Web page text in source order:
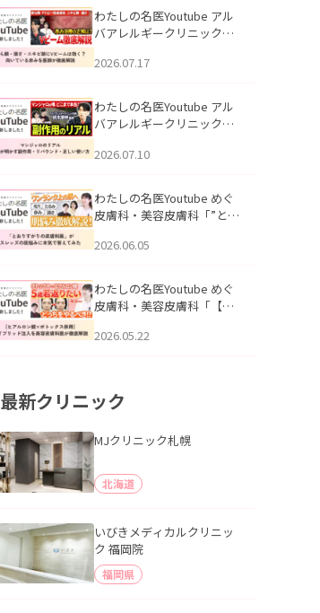
公開いたしました。
わたしの名医Youtube アル
バアレルギークリニック札
跡にVビームは効く？向いて
説」を公開いたしました。
2026.07.17
わたしの名医Youtube アル
バアレルギークリニック札
医師が明かす副作用・リバ
公開いたしました。
2026.07.10
わたしの名医Youtube めぐ
皮膚科・美容皮膚科「”とお
ッズの肌悩みに本気で答え
た。
2026.06.05
わたしの名医Youtube めぐ
皮膚科・美容皮膚科「【ヒ
用】ハイブリッド注入を美
2026.05.22
最新クリニック
MJクリニック札幌
北海道
いびきメディカルクリニッ
ク 福岡院
福岡県